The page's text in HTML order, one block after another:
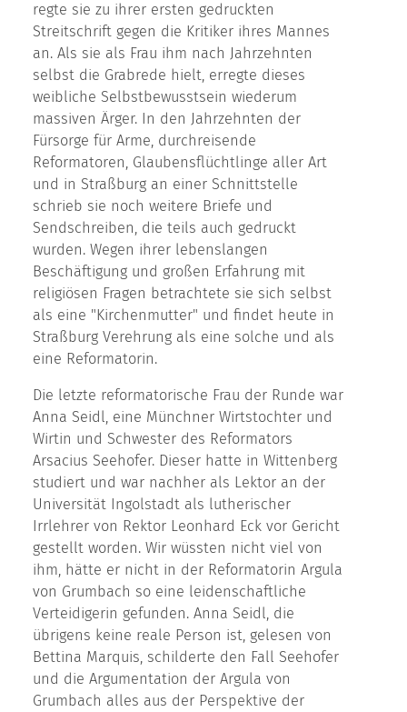
regte sie zu ihrer ersten gedruckten
Streitschrift gegen die Kritiker ihres Mannes
an. Als sie als Frau ihm nach Jahrzehnten
selbst die Grabrede hielt, erregte dieses
weibliche Selbstbewusstsein wiederum
massiven Ärger. In den Jahrzehnten der
Fürsorge für Arme, durchreisende
Reformatoren, Glaubensflüchtlinge aller Art
und in Straßburg an einer Schnittstelle
schrieb sie noch weitere Briefe und
Sendschreiben, die teils auch gedruckt
wurden. Wegen ihrer lebenslangen
Beschäftigung und großen Erfahrung mit
religiösen Fragen betrachtete sie sich selbst
als eine "Kirchenmutter" und findet heute in
Straßburg Verehrung als eine solche und als
eine Reformatorin.
Die letzte reformatorische Frau der Runde war
Anna Seidl, eine Münchner Wirtstochter und
Wirtin und Schwester des Reformators
Arsacius Seehofer. Dieser hatte in Wittenberg
studiert und war nachher als Lektor an der
Universität Ingolstadt als lutherischer
Irrlehrer von Rektor Leonhard Eck vor Gericht
gestellt worden. Wir wüssten nicht viel von
ihm, hätte er nicht in der Reformatorin Argula
von Grumbach so eine leidenschaftliche
Verteidigerin gefunden. Anna Seidl, die
übrigens keine reale Person ist, gelesen von
Bettina Marquis, schilderte den Fall Seehofer
und die Argumentation der Argula von
Grumbach alles aus der Perspektive der